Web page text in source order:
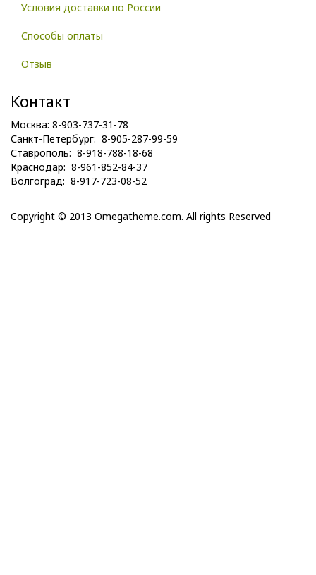
Условия доставки по России
Способы оплаты
Отзыв
Контакт
Москва: 8-903-737-31-78
Санкт-Петербург: 8-905-287-99-59
Ставрополь: 8-918-788-18-68
Краснодар: 8-961-852-84-37
Волгоград: 8-917-723-08-52
Copyright © 2013 Omegatheme.com. All rights Reserved